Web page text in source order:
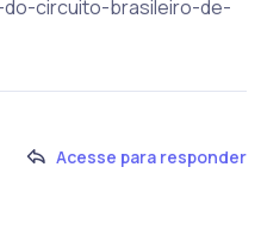
circuito-brasileiro-de-
Acesse para responder